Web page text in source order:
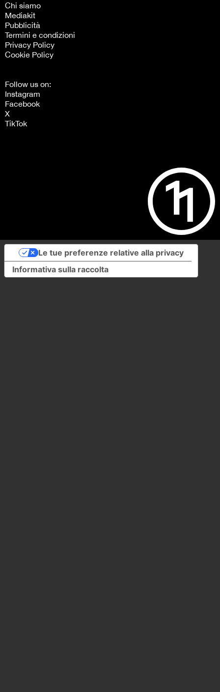
Chi siamo
Mediakit
Pubblicità
Termini e condizioni
Privacy Policy
Cookie Policy
Follow us on:
Instagram
Facebook
X
TikTok
Informativa sulla raccolta
Le tue preferenze relative alla privacy